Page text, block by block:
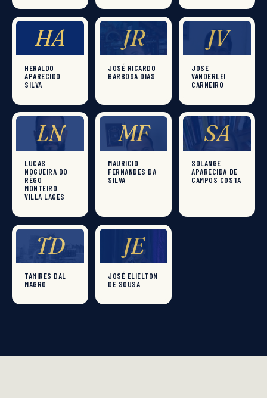
HA
HERALDO
APARECIDO
SILVA
JR
JOSÉ RICARDO
BARBOSA DIAS
JV
JOSE
VANDERLEI
CARNEIRO
LN
LUCAS
NOGUEIRA DO
RÊGO
MONTEIRO
VILLA LAGES
MF
MAURICIO
FERNANDES DA
SILVA
SA
SOLANGE
APARECIDA DE
CAMPOS COSTA
TD
TAMIRES DAL
MAGRO
JE
JOSÉ ELIELTON
DE SOUSA